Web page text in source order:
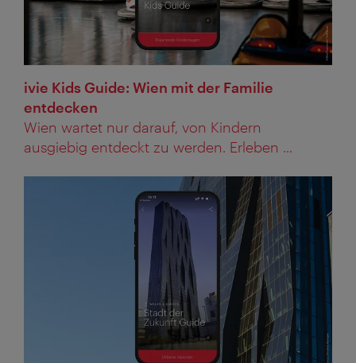
ivie Kids Guide: Wien mit der Familie
entdecken
Wien wartet nur darauf, von Kindern
ausgiebig entdeckt zu werden. Erleben ...